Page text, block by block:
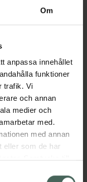
Om
anpassa innehållet
funktioner
trafik. Vi
och annan
medier och
med.
med annan
eller som de har
Samtycke till
kr
Dölj